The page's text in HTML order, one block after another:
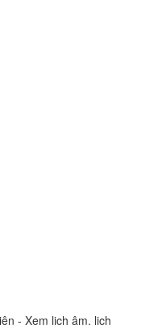
- Xem lịch âm, lịch